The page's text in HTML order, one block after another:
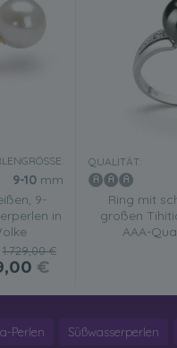
9-10mm
9-
in
1.729,00 €
€
QUALITÄT:
Ring mit
großen
AAA-
Perlen Süßwasserperlen